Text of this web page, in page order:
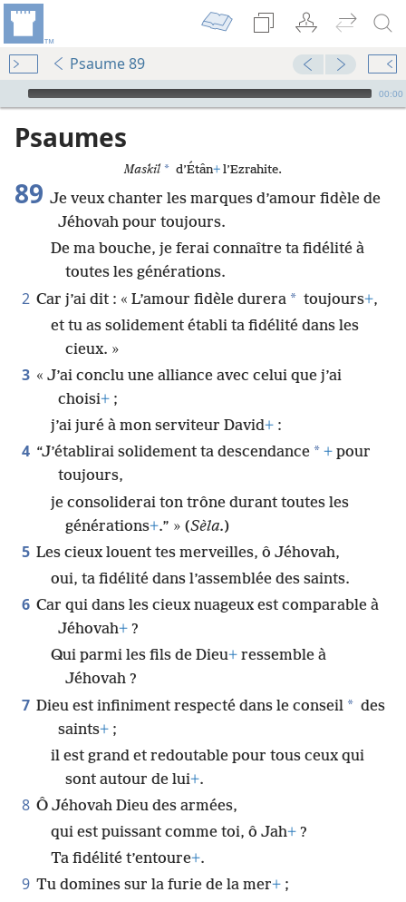
Psaume 89
Audio Player
00:00
Psaumes
Maskil * d’Étân+ l’Ezrahite.
89 Je veux chanter les marques d’amour fidèle de
Jéhovah pour toujours.
De ma bouche, je ferai connaître ta fidélité à
toutes les générations.
2 Car j’ai dit : « L’amour fidèle durera * toujours+,
et tu as solidement établi ta fidélité dans les
cieux. »
3 « J’ai conclu une alliance avec celui que j’ai
choisi+ ;
j’ai juré à mon serviteur David+ :
4 “J’établirai solidement ta descendance * + pour
toujours,
je consoliderai ton trône durant toutes les
générations+.” » (Sèla.)
5 Les cieux louent tes merveilles, ô Jéhovah,
oui, ta fidélité dans l’assemblée des saints.
6 Car qui dans les cieux nuageux est comparable à
Jéhovah+ ?
Qui parmi les fils de Dieu+ ressemble à
Jéhovah ?
7 Dieu est infiniment respecté dans le conseil * des
saints+ ;
il est grand et redoutable pour tous ceux qui
sont autour de lui+.
8 Ô Jéhovah Dieu des armées,
qui est puissant comme toi, ô Jah+ ?
Ta fidélité t’entoure+.
9 Tu domines sur la furie de la mer+ ;